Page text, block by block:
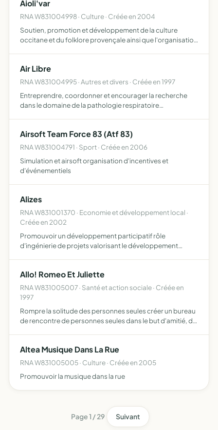
Aioli'var
RNA W831004998 · Culture · Créée en 2004
Soutien, promotion et développement de la culture
occitane et du folklore provençale ainsi que l'organisation
Air Libre
RNA W831004995 · Autres et divers · Créée en 1997
Entreprendre, coordonner et encourager la recherche
dans le domaine de la pathologie respiratoire
pathologie respiratoire …
Airsoft Team Force 83 (Atf 83)
RNA W831004791 · Sport · Créée en 2006
Simulation et airsoft organisation d'incentives et
d'événementiels
Alizes
RNA W831001370 · Economie et développement local ·
Créée en 2002
Promouvoir un développement participatif rôle
d'ingénierie de projets valorisant le développement
développer des…
Allo! Romeo Et Juliette
RNA W831005007 · Santé et action sociale · Créée en
1997
Rompre la solitude des personnes seules créer un bureau
de rencontre de personnes seules dans le but d'amitié, de
Altea Musique Dans La Rue
RNA W831005005 · Culture · Créée en 2005
Promouvoir la musique dans la rue
Page 1 / 29 Suivant